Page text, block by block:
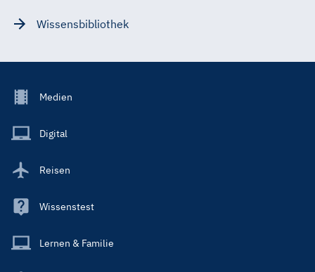
Wissensbibliothek
Footer
Main
Medien
Digital
Reisen
Wissenstest
Lernen & Familie